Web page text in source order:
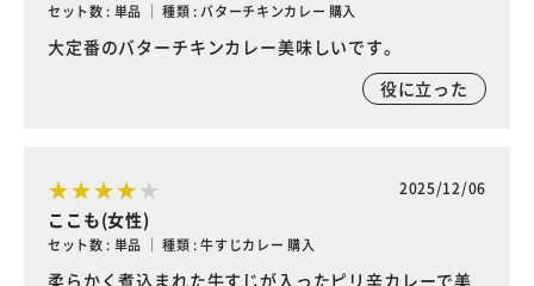
セット数 : 単品 ｜ 種類 : バターチキンカレー 購入
大定番のバターチキンカレー美味しいです。
役に立った
2025/12/06
ここも(女性)
セット数 : 単品 ｜ 種類 : 牛すじカレー 購入
柔らかく煮込まれた牛すじが入ったピリ辛カレーで美